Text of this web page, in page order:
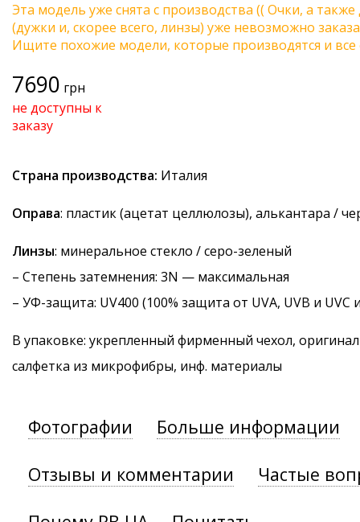
Эта модель уже снята с производства (( Очки, а
(дужки и, скорее всего, линзы) уже невозможно
Ищите похожие модели, которые производятся и
7690 грн
не доступны к
заказу
Страна производства: Италия
Оправа: пластик (ацетат целлюлозы), алькантара /
Линзы: минеральное стекло / серо-зеленый
– Степень затемнения: 3N — максимальная
– УФ-защита: UV400 (100% защита от UVA, UVB и UVC
В упаковке: укрепленный фирменный чехол,
салфетка из микрофибры, инф. материалы
Фотографии Больше информации
Отзывы и комментарии Частые